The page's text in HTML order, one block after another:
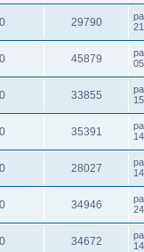
0 29790
0 45879
0 33855
0 35391
0 28027
0 34946
0 34672